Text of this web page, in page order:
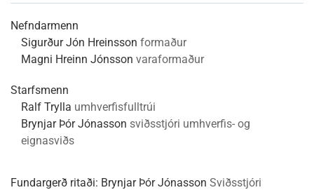
Nefndarmenn
Sigurður Jón Hreinsson formaður
Magni Hreinn Jónsson varaformaður
Starfsmenn
Ralf Trylla umhverfisfulltrúi
Brynjar Þór Jónasson sviðsstjóri umhverfis- og
eignasviðs
Fundargerð ritaði: Brynjar Þór Jónasson Sviðsstjóri